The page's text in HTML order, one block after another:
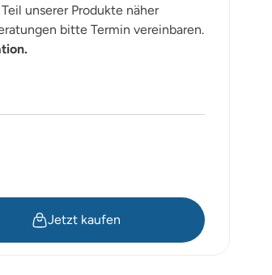
unserer Produkte näher
bitte Termin vereinbaren.
Jetzt kaufen